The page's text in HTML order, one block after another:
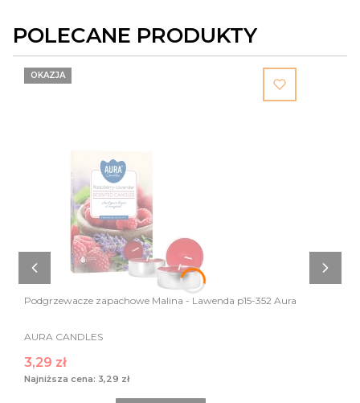
POLECANE PRODUKTY
OKAZJA
Podgrzewacze zapachowe Malina - Lawenda p15-352 Aura
AURA CANDLES
3,29 zł
Najniższa cena: 3,29 zł